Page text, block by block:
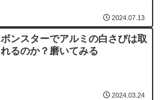
2024.07.13
ボンスターでアルミの白さびは取
れるのか？磨いてみる
2024.03.24